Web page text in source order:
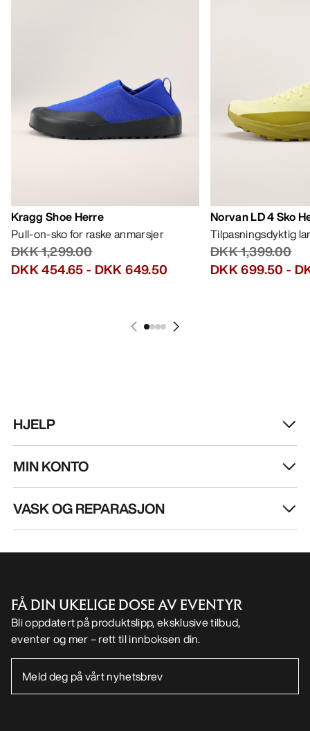
Kragg Shoe Herre
Pull-on-sko for raske anmarsjer
DKK 1,299.00
DKK 454.65- DKK 649.50
Norvan LD 4 Sko
Tilpasningsdyktig
DKK 1,399.00
DKK 699.50 -
HJELP
MIN KONTO
VASK OG REPARASJON
FÅ DIN UKELIGE DOSE AV EVENTYR
Bli oppdatert på produktslipp, eksklusive tilbud,
eventer og mer – rett til innboksen din.